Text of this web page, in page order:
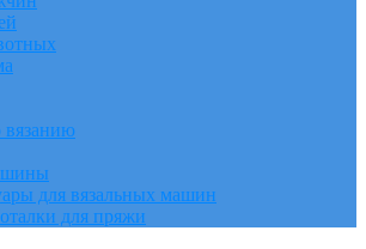
вязанию
для вязальных машин
для пряжи